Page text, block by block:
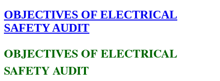
OBJECTIVES OF ELECTRICAL
SAFETY AUDIT
OBJECTIVES OF ELECTRICAL
SAFETY AUDIT